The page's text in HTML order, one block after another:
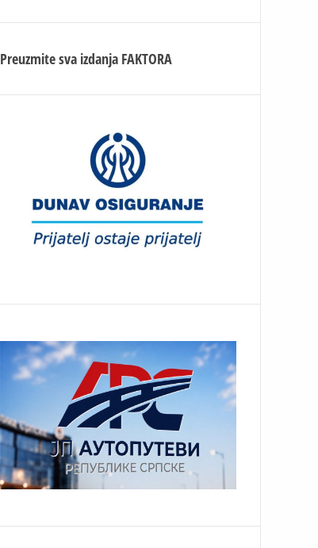
Preuzmite sva izdanja FAKTORA